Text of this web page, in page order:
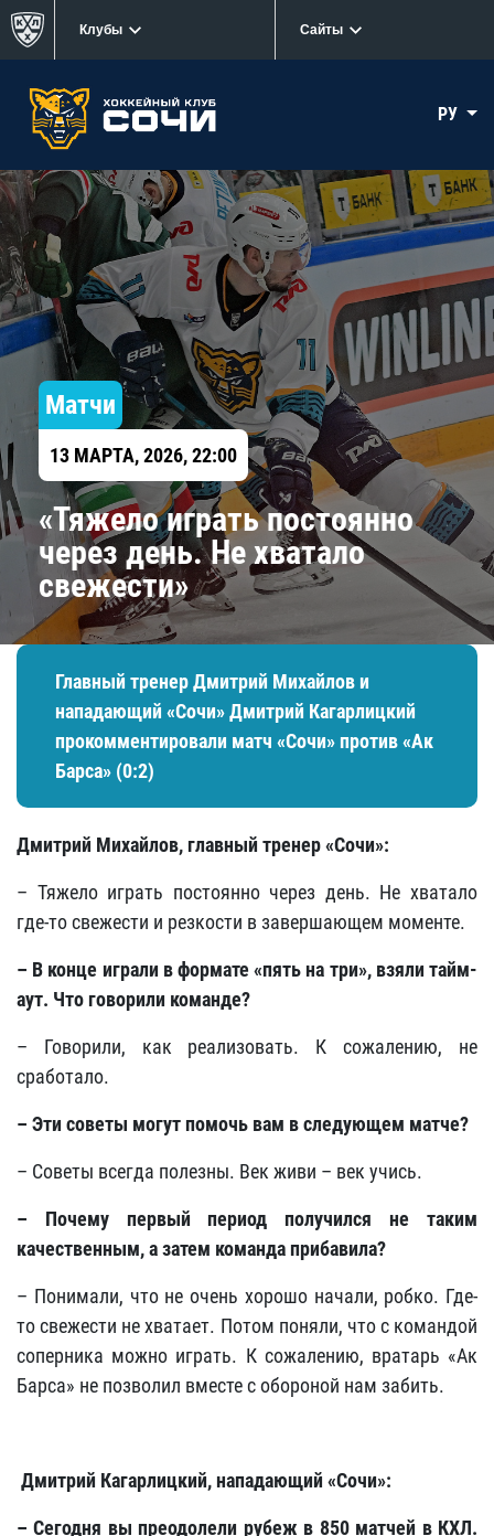
Клубы Сайты
РУ
Матчи
13 МАРТА, 2026, 22:00
«Тяжело играть постоянно
через день. Не хватало
свежести»
Главный тренер Дмитрий Михайлов и
нападающий «Сочи» Дмитрий Кагарлицкий
прокомментировали матч «Сочи» против «Ак
Барса» (0:2)
Дмитрий Михайлов, главный тренер «Сочи»:
– Тяжело играть постоянно через день. Не хватало
где-то свежести и резкости в завершающем моменте.
– В конце играли в формате «пять на три», взяли тайм-
аут. Что говорили команде?
– Говорили, как реализовать. К сожалению, не
сработало.
– Эти советы могут помочь вам в следующем матче?
– Советы всегда полезны. Век живи – век учись.
– Почему первый период получился не таким
качественным, а затем команда прибавила?
– Понимали, что не очень хорошо начали, робко. Где-
то свежести не хватает. Потом поняли, что с командой
соперника можно играть. К сожалению, вратарь «Ак
Барса» не позволил вместе с обороной нам забить.
Дмитрий Кагарлицкий, нападающий «Сочи»:
– Сегодня вы преодолели рубеж в 850 матчей в КХЛ.